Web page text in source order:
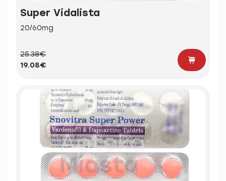
Super Vidalista
20/60mg
25.38€
19.08€